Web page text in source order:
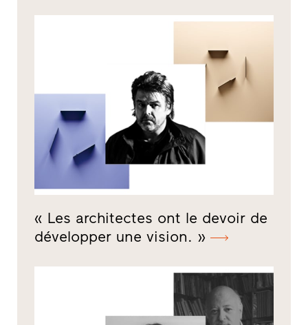
« Les architectes ont le devoir de
développer une vision. »